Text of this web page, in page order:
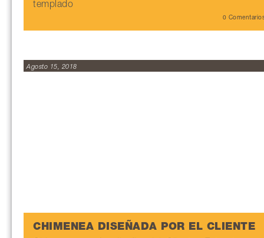
templado
0
Agosto 15, 2018
CHIMENEA DISEÑADA POR EL CLIENTE